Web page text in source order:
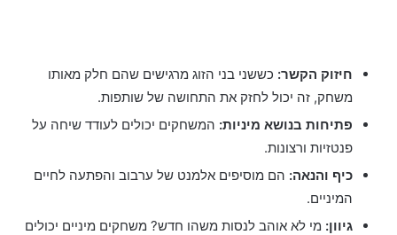
חיזוק הקשר: כששני בני הזוג מרגישים שהם חלק מאותו
משחק, זה יכול לחזק את התחושה של שותפות.
פתיחות בנושא מיניות: המשחקים יכולים לעודד שיחה על
פנטזיות ורצונות.
כיף והנאה: הם מוסיפים אלמנט של ערבוב והפתעה לחיים
המיניים.
גיוון: מי לא אוהב לנסות משהו חדש? משחקים מיניים יכולים